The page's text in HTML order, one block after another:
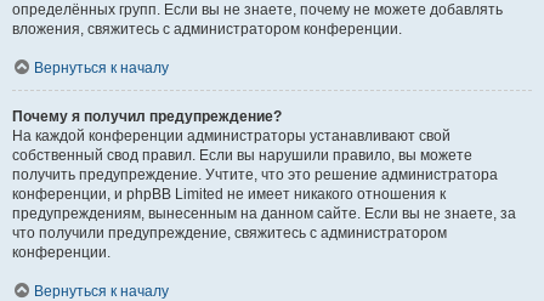
определённых групп. Если вы не знаете, почему не можете добавлять
вложения, свяжитесь с администратором конференции.
Вернуться к началу
Почему я получил предупреждение?
На каждой конференции администраторы устанавливают свой
собственный свод правил. Если вы нарушили правило, вы можете
получить предупреждение. Учтите, что это решение администратора
конференции, и phpBB Limited не имеет никакого отношения к
предупреждениям, вынесенным на данном сайте. Если вы не знаете, за
что получили предупреждение, свяжитесь с администратором
конференции.
Вернуться к началу